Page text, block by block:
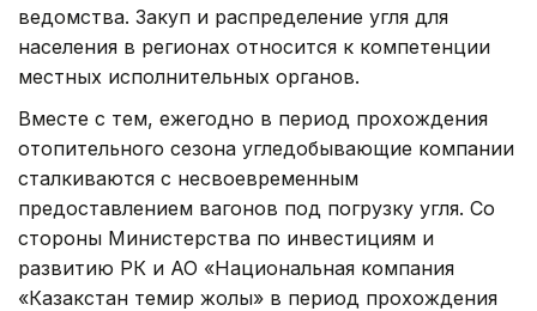
ведомства. Закуп и распределение угля для
населения в регионах относится к компетенции
местных исполнительных органов.
Вместе с тем, ежегодно в период прохождения
отопительного сезона угледобывающие компании
сталкиваются с несвоевременным
предоставлением вагонов под погрузку угля. Со
стороны Министерства по инвестициям и
развитию РК и АО «Национальная компания
«Казакстан темир жолы» в период прохождения